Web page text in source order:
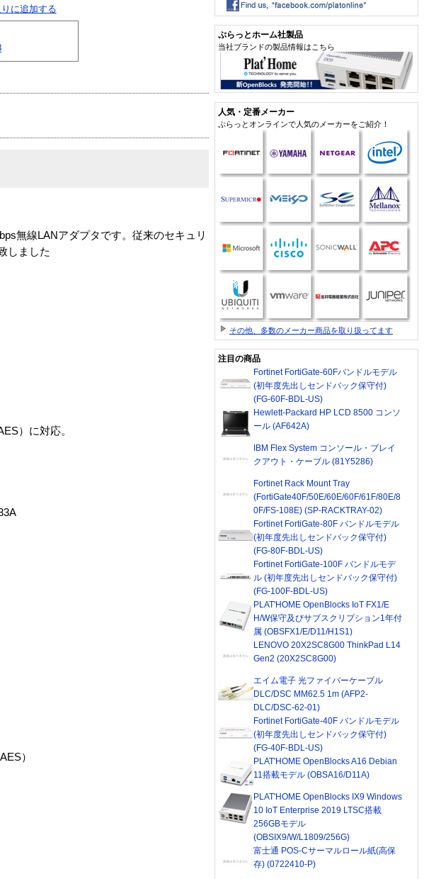
に追加する
無線LANアダプタです。従来のセキュリ
しました
）に対応。
）
ぷらっとホーム社製品
当社ブランドの製品情報はこちら
人気・定番メーカー
ぷらっとオンラインで人気のメーカーをご紹介！
その他、多数のメーカー商品を取り扱ってます
注目の商品
Fortinet FortiGate-60Fバンドルモデル
(初年度先出しセンドバック保守付)
(FG-60F-BDL-US)
Hewlett-Packard HP LCD 8500 コンソ
ール (AF642A)
IBM Flex System コンソール・ブレイ
クアウト・ケーブル (81Y5286)
Fortinet Rack Mount Tray
(FortiGate40F/50E/60E/60F/61F/80E/8
0F/FS-108E) (SP-RACKTRAY-02)
Fortinet FortiGate-80F バンドルモデル
(初年度先出しセンドバック保守付)
(FG-80F-BDL-US)
Fortinet FortiGate-100F バンドルモデ
ル (初年度先出しセンドバック保守付)
(FG-100F-BDL-US)
PLAT'HOME OpenBlocks IoT FX1/E
H/W保守及びサブスクリプション1年付
属 (OBSFX1/E/D11/H1S1)
LENOVO 20X2SC8G00 ThinkPad L14
Gen2 (20X2SC8G00)
エイム電子 光ファイバーケーブル
DLC/DSC MM62.5 1m (AFP2-
DLC/DSC-62-01)
Fortinet FortiGate-40F バンドルモデル
(初年度先出しセンドバック保守付)
(FG-40F-BDL-US)
PLAT'HOME OpenBlocks A16 Debian
11搭載モデル (OBSA16/D11A)
PLAT'HOME OpenBlocks IX9 Windows
10 IoT Enterprise 2019 LTSC搭載
256GBモデル
(OBSIX9/W/L1809/256G)
富士通 POS-Cサーマルロール紙(高保
存) (0722410-P)